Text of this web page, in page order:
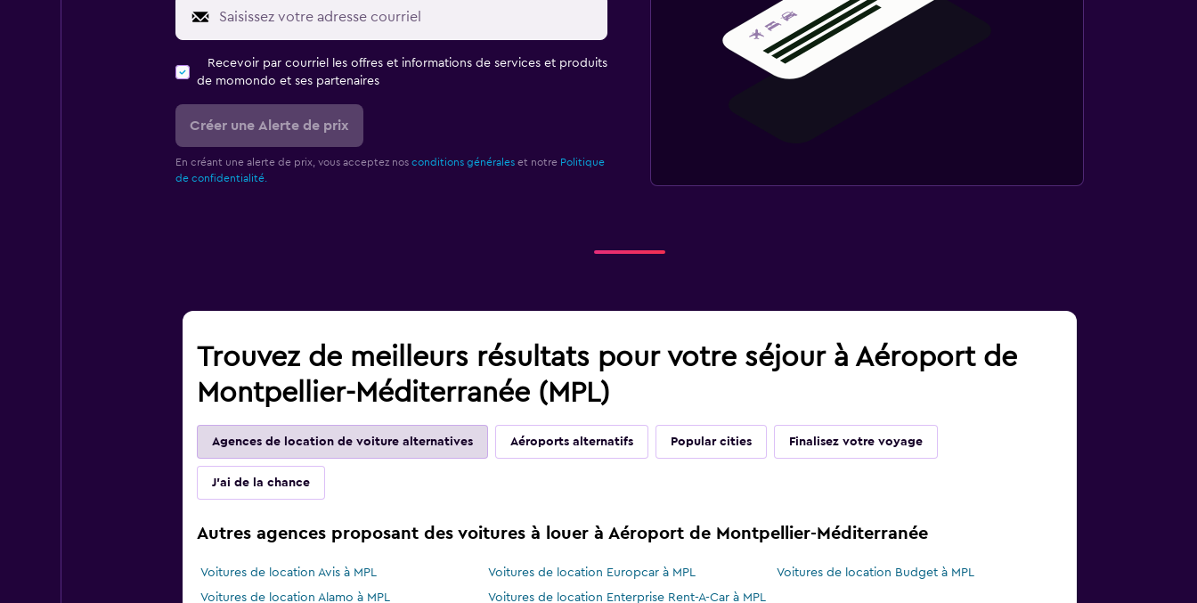
Recevoir par courriel les offres et informations de services et produits
de momondo et ses partenaires
Créer une Alerte de prix
En créant une alerte de prix, vous acceptez nos conditions généraleset notre Politique
de confidentialité.
Trouvez de meilleurs résultats pour votre séjour à Aéroport de
Montpellier-Méditerranée (MPL)
Agences de location de voiture alternatives Aéroports alternatifs Popular cities Finalisez votre voyage
J'ai de la chance
Autres agences proposant des voitures à louer à Aéroport de Montpellier-Méditerranée
Voitures de location Avis à MPL Voitures de location Europcar à MPL
Voitures de location Budget à MPL
Voitures de location Alamo à MPL
Voitures de location Enterprise Rent-A-Car à MPL